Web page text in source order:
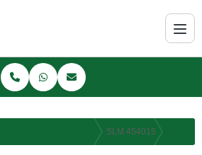
SLM 454015